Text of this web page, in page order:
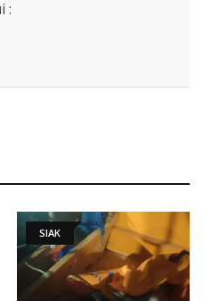
:
SIAK